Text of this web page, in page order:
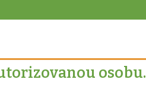
osobu.